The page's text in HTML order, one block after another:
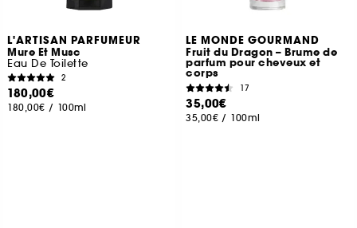
L'ARTISAN PARFUMEUR
Mure Et Musc
Eau De Toilette
2
180,00€
180,00€ / 100ml
LE MONDE GOURMAND
Fruit du Dragon – Brume de
parfum pour cheveux et
corps
17
35,00€
35,00€ / 100ml